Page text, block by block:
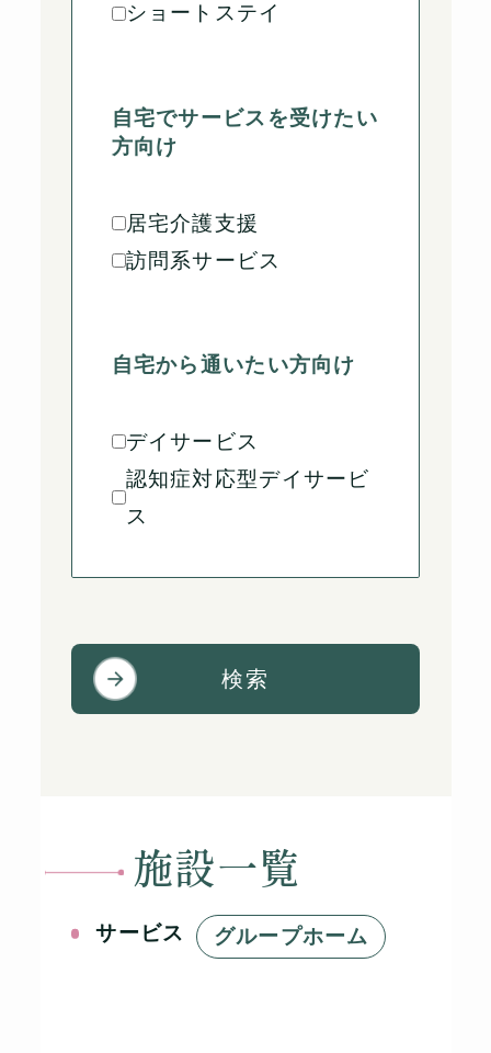
ショートステイ
自宅でサービスを受けたい
方向け
居宅介護支援
訪問系サービス
自宅から通いたい方向け
デイサービス
認知症対応型デイサービ
ス
検索
施設一覧
サービス グループホーム